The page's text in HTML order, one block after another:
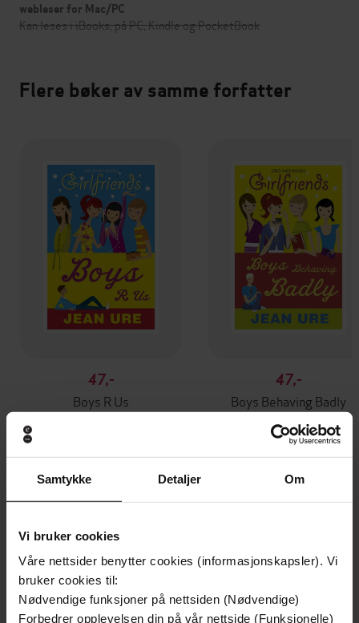
Samtykke Detaljer Om
Vi bruker cookies
Våre nettsider benytter cookies (informasjonskapsler). Vi
bruker cookies til:
Nødvendige funksjoner på nettsiden (Nødvendige)
Forbedrer opplevelsen din på vår nettside (Funksjonelle)
webleser for Mac/PC
Kan leses i iBooks, på PC, Kindle og PocketBook
Flere bøker av samme forfatter
47,-
Boys R Us
47,-
Boys Behaving Badly
Jean Ure
EBOK
Premium
Vinner av Rivertonprisen
Premium